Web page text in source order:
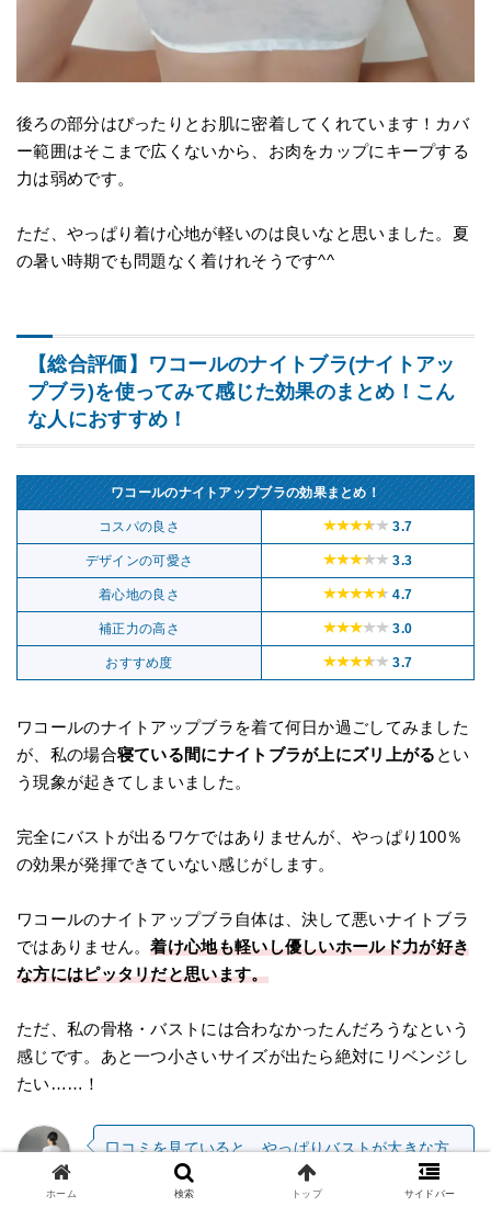
後ろの部分はぴったりとお肌に密着してくれています！カバ
ー範囲はそこまで広くないから、お肉をカップにキープする
力は弱めです。
ただ、やっぱり着け心地が軽いのは良いなと思いました。夏
の暑い時期でも問題なく着けれそうです^^
【総合評価】ワコールのナイトブラ(ナイトアッ
プブラ)を使ってみて感じた効果のまとめ！こん
な人におすすめ！
ワコールのナイトアップブラの効果まとめ！
コスパの良さ 3.7
デザインの可愛さ 3.3
着心地の良さ 4.7
補正力の高さ 3.0
おすすめ度 3.7
ワコールのナイトアップブラを着て何日か過ごしてみました
が、私の場合寝ている間にナイトブラが上にズリ上がる とい
う現象が起きてしまいました。
完全にバストが出るワケではありませんが、やっぱり100％
の効果が発揮できていない感じがします。
ワコールのナイトアップブラ自体は、決して悪いナイトブラ
ではありません。着け心地も軽いし優しいホールド力が好き
な方にはピッタリだと思います。
ただ、私の骨格・バストには合わなかったんだろうなという
感じです。あと一つ小さいサイズが出たら絶対にリベンジし
たい……！
なみ
口コミを見ていると、やっぱりバストが大きな方
からの評価が良いという印象でした。
ホーム 検索 トップ サイドバー